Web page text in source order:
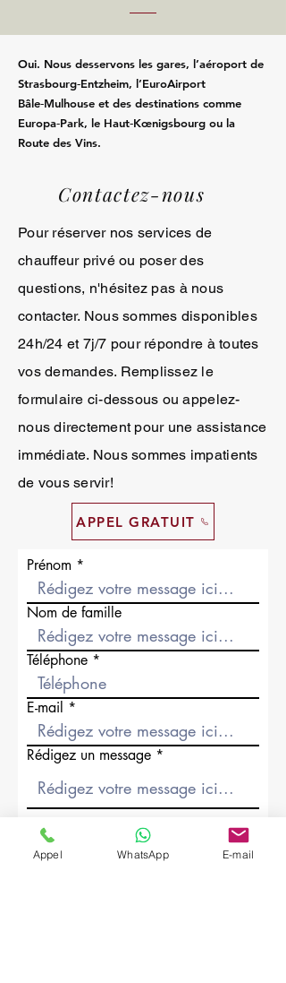
Oui. Nous desservons les gares, l’aéroport de
Strasbourg‑Entzheim, l’EuroAirport
Bâle‑Mulhouse et des destinations comme
Europa‑Park, le Haut‑Kœnigsbourg ou la
Route des Vins.
Contactez-nous
Pour réserver nos services de
chauffeur privé ou poser des
questions, n'hésitez pas à nous
contacter. Nous sommes disponibles
24h/24 et 7j/7 pour répondre à toutes
vos demandes. Remplissez le
formulaire ci-dessous ou appelez-
nous directement pour une assistance
immédiate. Nous sommes impatients
de vous servir!
APPEL GRATUIT
Prénom
Nom de famille
Téléphone
E-mail
Rédigez un message
Société
Appel WhatsApp E-mail